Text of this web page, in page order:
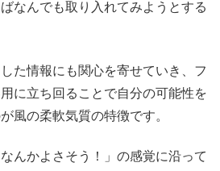
なんでも取り入れてみようとする
た情報にも関心を寄せていき、フ
に立ち回ることで自分の可能性を
風の柔軟気質の特徴です。
んかよさそう！」の感覚に沿って